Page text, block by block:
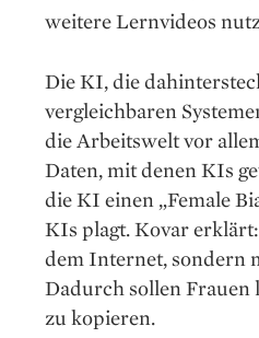
weitere Lern­videos
Die KI, die
vergleichbaren
die Arbeitswelt vor
Daten, mit denen KIs
die KI einen „Female
KIs plagt. Kovar
dem Internet, sondern
Dadurch sollen Frauen
zu ­kopieren.